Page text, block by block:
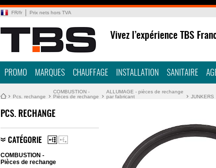
FR/fr Prix nets hors TVA
Vivez l’expérience TBS
PROMO MARQUES CHAUFFAGE INSTALLATION SANITAIRE
Pcs. rechange
COMBUSTION -
Pièces de rechange
ALLUMAGE - pièces de rechange
par fabricant
JUNKERS
PCS. RECHANGE
CATÉGORIE
COMBUSTION -
Pièces de rechange